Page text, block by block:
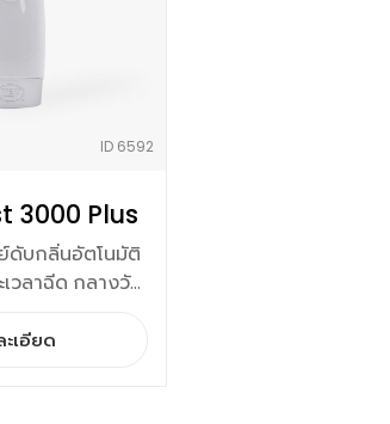
ID 6592
3000 Plus
ดับกลิ่นอัตโนมัติ
เวลาฉีด กลางวัน
ะเอียด